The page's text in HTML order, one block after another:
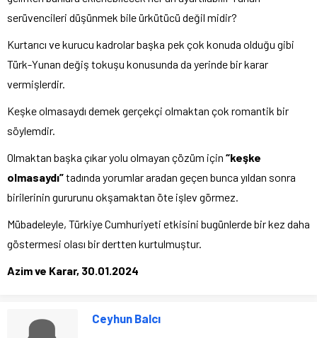
serüvencileri düşünmek bile ürkütücü değil midir?
Kurtarıcı ve kurucu kadrolar başka pek çok konuda olduğu gibi
Türk-Yunan değiş tokuşu konusunda da yerinde bir karar
vermişlerdir.
Keşke olmasaydı demek gerçekçi olmaktan çok romantik bir
söylemdir.
Olmaktan başka çıkar yolu olmayan çözüm için “keşke
olmasaydı”tadında yorumlar aradan geçen bunca yıldan sonra
birilerinin gururunu okşamaktan öte işlev görmez.
Mübadeleyle, Türkiye Cumhuriyeti etkisini bugünlerde bir kez daha
göstermesi olası bir dertten kurtulmuştur.
Azim ve Karar, 30.01.2024
Ceyhun Balcı